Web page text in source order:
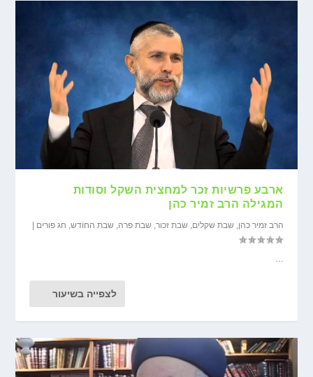
ארבע פרשיות זכר למחצית השקל וסודות
המגילה הרב זמיר כהן
הרב זמיר כהן,שבת שקלים,שבת זכור,שבת פרה,שבת החודש, חג פורים
...
לצפייה בשיעור